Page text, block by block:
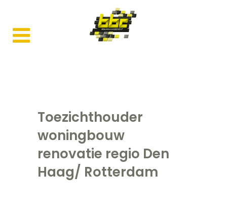
Toezichthouder
woningbouw
renovatie regio Den
Haag/ Rotterdam